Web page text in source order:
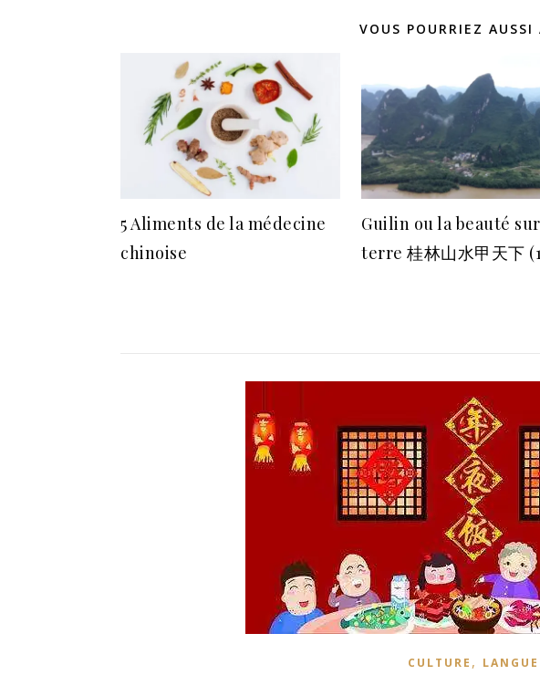
VOUS POURRIEZ AUSSI
5 Aliments de la médecine
chinoise
Guilin ou la beauté sur
terre 桂林山水甲天下
CULTURE , LANGUE